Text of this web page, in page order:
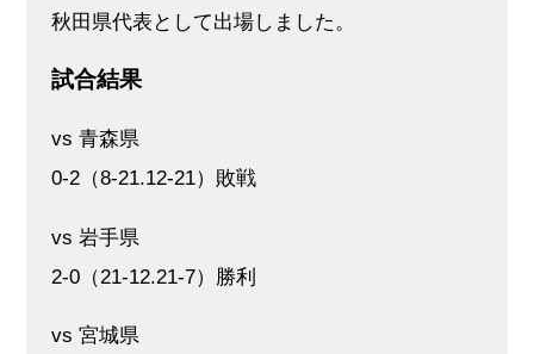
秋田県代表として出場しました。
試合結果
vs 青森県
0-2（8-21.12-21）敗戦
vs 岩手県
2-0（21-12.21-7）勝利
vs 宮城県